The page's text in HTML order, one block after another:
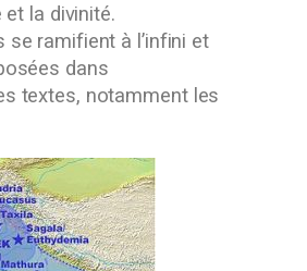
la divinité.
se ramifient à l’infini et
dans
textes, notamment les